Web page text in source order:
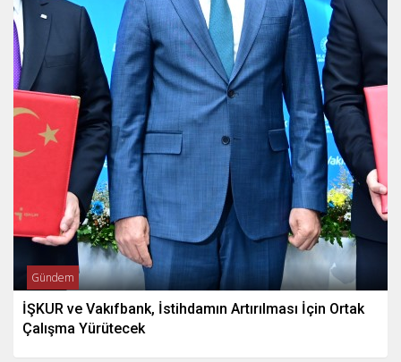
Gündem
İŞKUR ve Vakıfbank, İstihdamın Artırılması İçin Ortak
Çalışma Yürütecek